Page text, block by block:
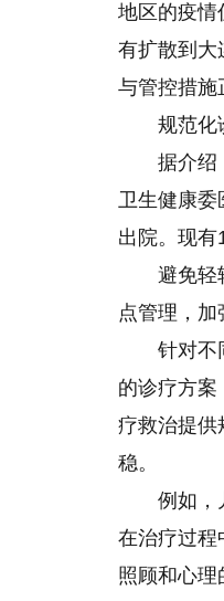
地区的疫情
有扩散到
与管控措施
规范化
据介绍
卫生健康委
出院。现有
避免轻
点管理，加
针对不
的诊疗方
疗救治提供
稳。
例如，
在治疗过程
照顾和心理